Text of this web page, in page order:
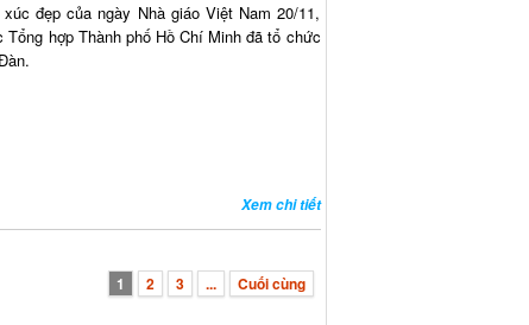
đẹp của ngày Nhà giáo Việt Nam 20/11,
hợp Thành phố Hồ Chí Minh đã tổ chức
Xem chi tiết
1 2 3 ... Cuối cùng